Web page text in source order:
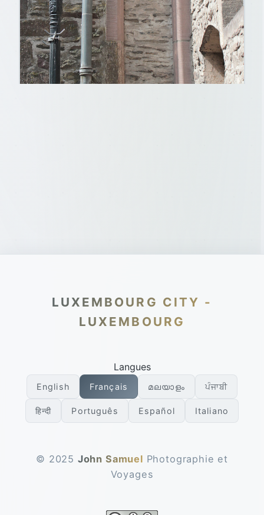
LUXEMBOURG CITY -
LUXEMBOURG
Langues
English Français മലയാളം ਪੰਜਾਬੀ
हिन्दी Português Español Italiano
© 2025 John Samuel Photographie et
Voyages